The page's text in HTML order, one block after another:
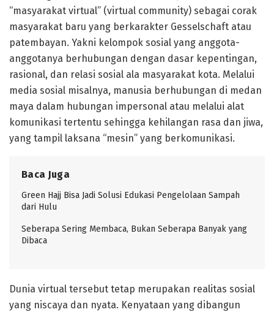
“masyarakat virtual” (virtual community) sebagai corak
masyarakat baru yang berkarakter Gesselschaft atau
patembayan. Yakni kelompok sosial yang anggota-
anggotanya berhubungan dengan dasar kepentingan,
rasional, dan relasi sosial ala masyarakat kota. Melalui
media sosial misalnya, manusia berhubungan di medan
maya dalam hubungan impersonal atau melalui alat
komunikasi tertentu sehingga kehilangan rasa dan jiwa,
yang tampil laksana “mesin” yang berkomunikasi.
Baca Juga
Green Hajj Bisa Jadi Solusi Edukasi Pengelolaan Sampah
dari Hulu
Seberapa Sering Membaca, Bukan Seberapa Banyak yang
Dibaca
Dunia virtual tersebut tetap merupakan realitas sosial
yang niscaya dan nyata. Kenyataan yang dibangun